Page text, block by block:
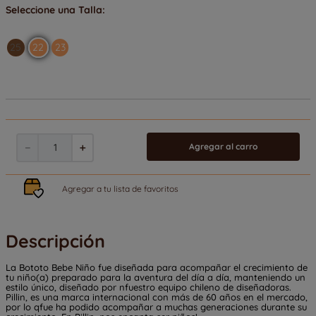
25 22 23
＋
－
Descripción
La Bototo Bebe Niño fue diseñada para acompañar el crecimiento de
tu niño(a) preparado para la aventura del día a día, manteniendo un
estilo único, diseñado por nfuestro equipo chileno de diseñadoras.
Pillin, es una marca internacional con más de 60 años en el mercado,
por lo qfue ha podido acompañar a muchas generaciones durante su